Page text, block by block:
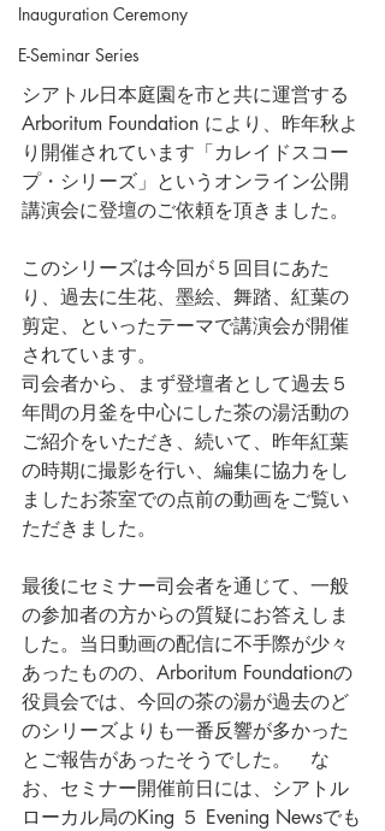
Inauguration Ceremony
E-Seminar Series
シアトル日本庭園を市と共に運営する
Arboritum Foundation により、昨年秋よ
り開催されています「カレイドスコー
プ・シリーズ」というオンライン公開
講演会に登壇のご依頼を頂きました。
このシリーズは今回が５回目にあた
り、過去に生花、墨絵、舞踏、紅葉の
剪定、といったテーマで講演会が開催
されています。
司会者から、まず登壇者として過去５
年間の月釜を中心にした茶の湯活動の
ご紹介をいただき、続いて、昨年紅葉
の時期に撮影を行い、編集に協力をし
ましたお茶室での点前の動画をご覧い
ただきました。
最後にセミナー司会者を通じて、一般
の参加者の方からの質疑にお答えしま
した。当日動画の配信に不手際が少々
あったものの、Arboritum Foundationの
役員会では、今回の茶の湯が過去のど
のシリーズよりも一番反響が多かった
とご報告があったそうでした。　な
お、セミナー開催前日には、シアトル
ローカル局のKing ５ Evening Newsでも